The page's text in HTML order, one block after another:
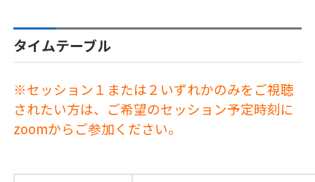
タイムテーブル
※セッション１または２いずれかのみをご視聴
されたい方は、ご希望のセッション予定時刻に
zoomからご参加ください。